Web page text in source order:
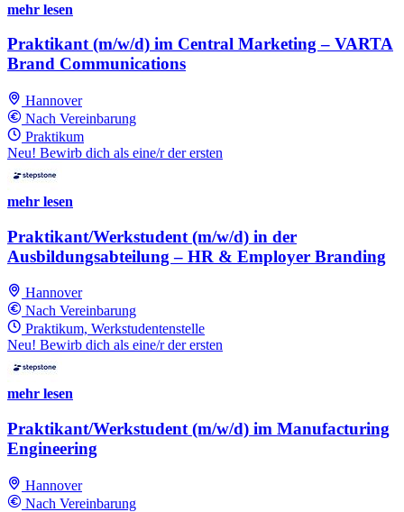
mehr lesen
Praktikant (m/w/d) im Central Marketing – VARTA
Brand Communications
Hannover
Nach Vereinbarung
Praktikum
Neu! Bewirb dich als eine/r der ersten
mehr lesen
Praktikant/Werkstudent (m/w/d) in der
Ausbildungsabteilung – HR & Employer Branding
Hannover
Nach Vereinbarung
Praktikum, Werkstudentenstelle
Neu! Bewirb dich als eine/r der ersten
mehr lesen
Praktikant/Werkstudent (m/w/d) im Manufacturing
Engineering
Hannover
Nach Vereinbarung